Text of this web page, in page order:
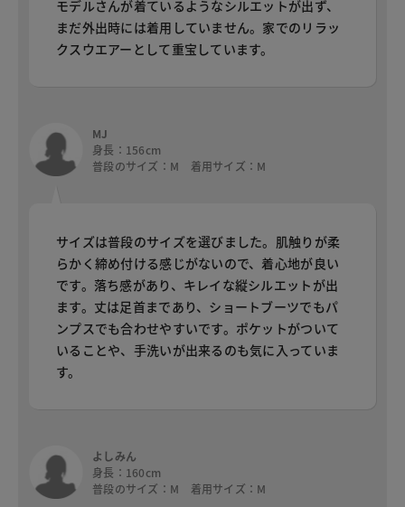
モデルさんが着ているようなシルエットが出ず、
まだ外出時には着用していません。家でのリラッ
クスウエアーとして重宝しています。
MJ
身長：156cm
普段のサイズ：M 着用サイズ：M
サイズは普段のサイズを選びました。肌触りが柔
らかく締め付ける感じがないので、着心地が良い
です。落ち感があり、キレイな縦シルエットが出
ます。丈は足首まであり、ショートブーツでもパ
ンプスでも合わせやすいです。ポケットがついて
いることや、手洗いが出来るのも気に入っていま
す。
よしみん
身長：160cm
普段のサイズ：M 着用サイズ：M